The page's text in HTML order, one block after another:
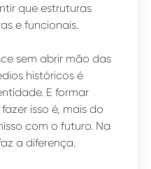
que estruturas
e funcionais.
sem abrir mão das
históricos é
E formar
isso é, mais do
com o futuro. Na
a diferença.